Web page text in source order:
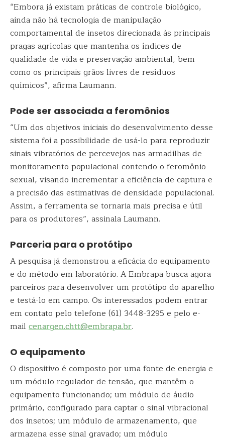
“Embora já existam práticas de controle biológico,
ainda não há tecnologia de manipulação
comportamental de insetos direcionada às principais
pragas agrícolas que mantenha os índices de
qualidade de vida e preservação ambiental, bem
como os principais grãos livres de resíduos
químicos”, afirma Laumann.
Pode ser associada a feromônios
“Um dos objetivos iniciais do desenvolvimento desse
sistema foi a possibilidade de usá-lo para reproduzir
sinais vibratórios de percevejos nas armadilhas de
monitoramento populacional contendo o feromônio
sexual, visando incrementar a eficiência de captura e
a precisão das estimativas de densidade populacional.
Assim, a ferramenta se tornaria mais precisa e útil
para os produtores”, assinala Laumann.
Parceria para o protótipo
A pesquisa já demonstrou a eficácia do equipamento
e do método em laboratório. A Embrapa busca agora
parceiros para desenvolver um protótipo do aparelho
e testá-lo em campo. Os interessados podem entrar
em contato pelo telefone (61) 3448-3295 e pelo e-
mail cenargen.chtt@embrapa.br.
O equipamento
O dispositivo é composto por uma fonte de energia e
um módulo regulador de tensão, que mantêm o
equipamento funcionando; um módulo de áudio
primário, configurado para captar o sinal vibracional
dos insetos; um módulo de armazenamento, que
armazena esse sinal gravado; um módulo